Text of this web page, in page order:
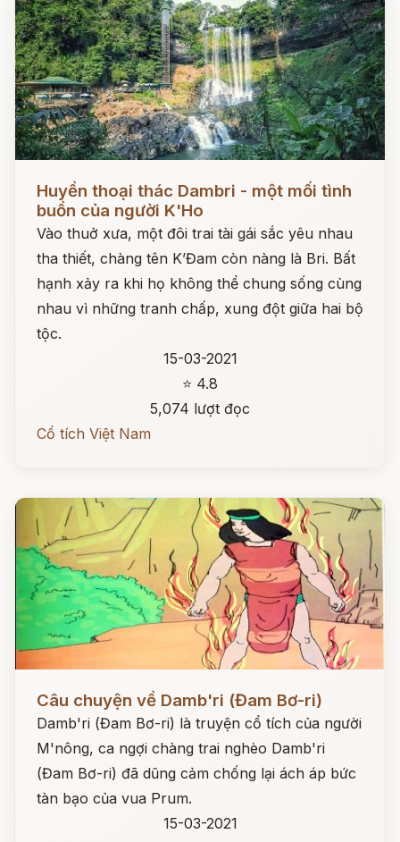
Đọc ngay
Huyền thoại thác Dambri - một mối tình
buồn của người K'Ho
Vào thuở xưa, một đôi trai tài gái sắc yêu nhau
tha thiết, chàng tên K’Đam còn nàng là Bri. Bất
hạnh xảy ra khi họ không thể chung sống cùng
nhau vì những tranh chấp, xung đột giữa hai bộ
tộc.
15-03-2021
⭐ 4.8
5,074 lượt đọc
Cổ tích Việt Nam
Câu chuyện về Damb'ri (Đam Bơ-ri)
Damb'ri (Đam Bơ-ri) là truyện cổ tích của người
M'nông, ca ngợi chàng trai nghèo Damb'ri
(Đam Bơ-ri) đã dũng cảm chống lại ách áp bức
tàn bạo của vua Prum.
15-03-2021